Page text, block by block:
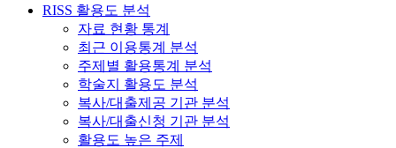
RISS 활용도 분석
자료 현황 통계
최근 이용통계 분석
주제별 활용통계 분석
학술지 활용도 분석
복사/대출제공 기관 분석
복사/대출신청 기관 분석
활용도 높은 주제